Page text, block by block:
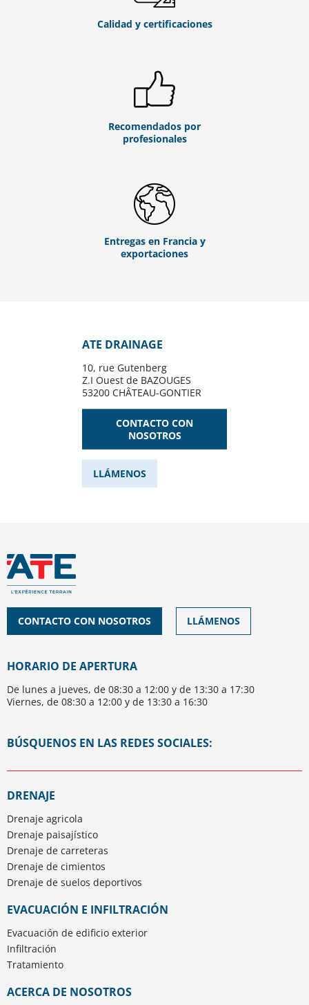
Calidad y certificaciones
Recomendados por
profesionales
Entregas en Francia y
exportaciones
ATE DRAINAGE
10, rue Gutenberg
Z.I Ouest de BAZOUGES
53200 CHÂTEAU-GONTIER
CONTACTO CON
NOSOTROS
LLÁMENOS
CONTACTO CON NOSOTROS LLÁMENOS
HORARIO DE APERTURA
De lunes a jueves, de 08:30 a 12:00 y de 13:30 a 17:30
Viernes, de 08:30 a 12:00 y de 13:30 a 16:30
BÚSQUENOS EN LAS REDES SOCIALES:
DRENAJE
Drenaje agricola
Drenaje paisajístico
Drenaje de carreteras
Drenaje de cimientos
Drenaje de suelos deportivos
EVACUACIÓN E INFILTRACIÓN
Evacuación de edificio exterior
Infiltración
Tratamiento
ACERCA DE NOSOTROS